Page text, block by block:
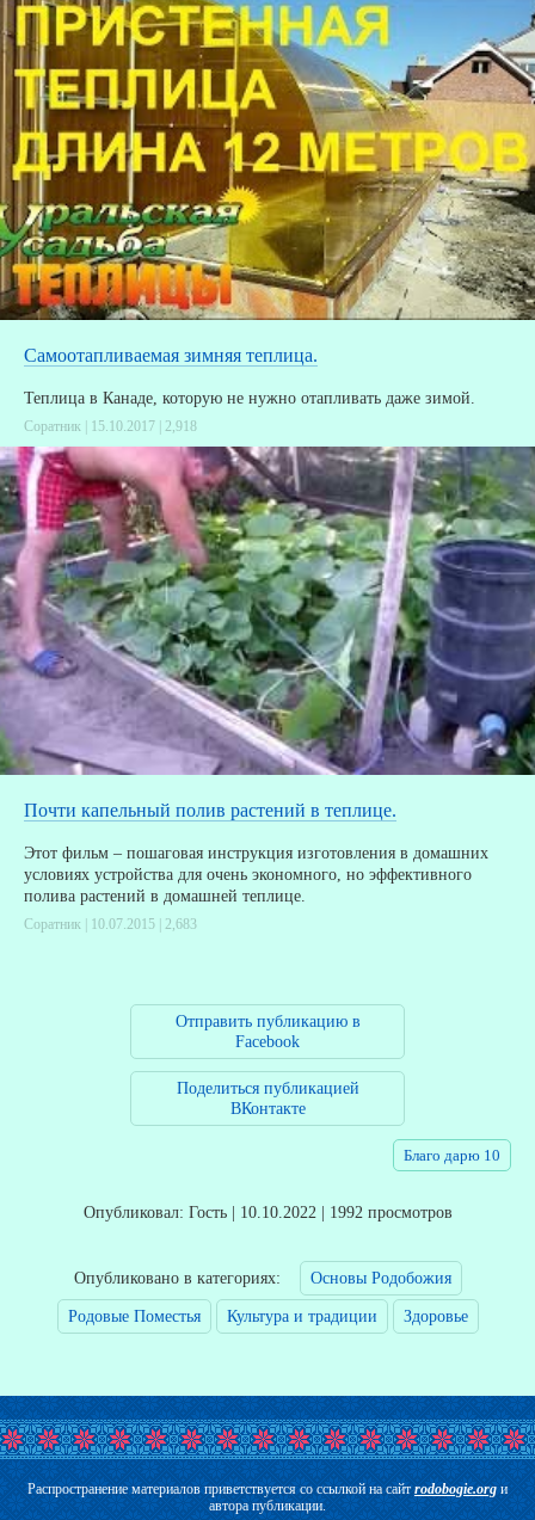
Самоотапливаемая зимняя теплица.
Теплица в Канаде, которую не нужно отапливать даже зимой.
Соратник | 15.10.2017 | 2,918
Почти капельный полив растений в теплице.
Этот фильм – пошаговая инструкция изготовления в домашних
условиях устройства для очень экономного, но эффективного
полива растений в домашней теплице.
Соратник | 10.07.2015 | 2,683
Отправить публикацию в
Facebook
Поделиться публикацией
ВКонтакте
Благо дарю 10
Опубликовал: Гость | 10.10.2022 | 1992 просмотров
Опубликовано в категориях: Основы Родобожия
Родовые Поместья Культура и традиции Здоровье
Распространение материалов приветствуется со ссылкой на сайтrodobogie.org и
автора публикации.